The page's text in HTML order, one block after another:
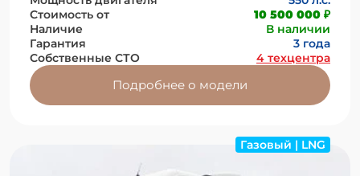
Стоимость от
10 500 000 ₽
Наличие
В наличии
Гарантия
3 года
Собственные СТО
4 техцентра
Подробнее о модели
Газовый | LNG